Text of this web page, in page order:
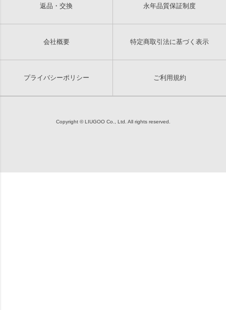
返品・交換 永年品質保証制度
会社概要 特定商取引法に基づく表示
プライバシーポリシー ご利用規約
Copyright © LIUGOO Co., Ltd. All rights reserved.